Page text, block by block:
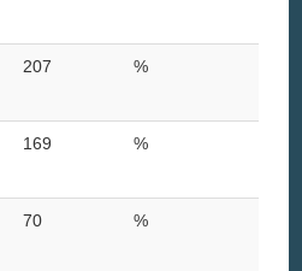
207 %
169 %
70 %